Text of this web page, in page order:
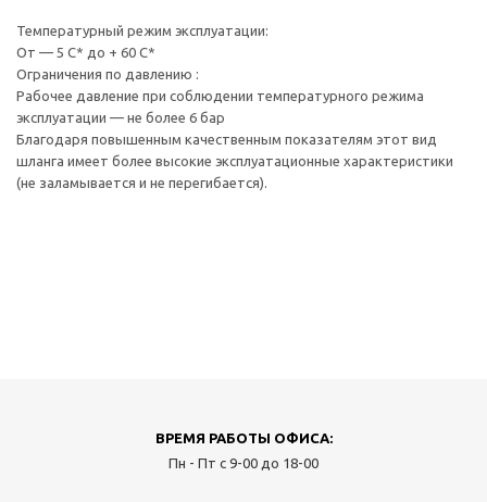
Температурный режим эксплуатации:
От — 5 С* до + 60 С*
Ограничения по давлению :
Рабочее давление при соблюдении температурного режима
эксплуатации — не более 6 бар
Благодаря повышенным качественным показателям этот вид
шланга имеет более высокие эксплуатационные характеристики
(не заламывается и не перегибается).
ВРЕМЯ РАБОТЫ ОФИСА:
Пн - Пт с 9-00 до 18-00